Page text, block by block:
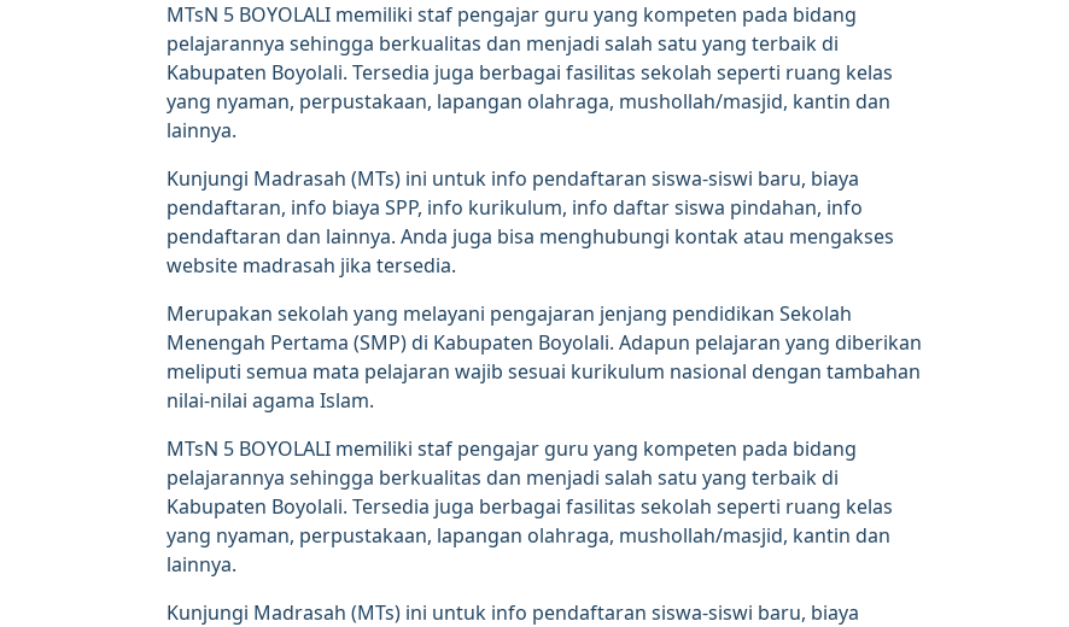
MTsN 5 BOYOLALI memiliki staf pengajar guru yang kompeten pada bidang
pelajarannya sehingga berkualitas dan menjadi salah satu yang terbaik di
Kabupaten Boyolali. Tersedia juga berbagai fasilitas sekolah seperti ruang kelas
yang nyaman, perpustakaan, lapangan olahraga, mushollah/masjid, kantin dan
lainnya.
Kunjungi Madrasah (MTs) ini untuk info pendaftaran siswa-siswi baru, biaya
pendaftaran, info biaya SPP, info kurikulum, info daftar siswa pindahan, info
pendaftaran dan lainnya. Anda juga bisa menghubungi kontak atau mengakses
website madrasah jika tersedia.
Merupakan sekolah yang melayani pengajaran jenjang pendidikan Sekolah
Menengah Pertama (SMP) di Kabupaten Boyolali. Adapun pelajaran yang diberikan
meliputi semua mata pelajaran wajib sesuai kurikulum nasional dengan tambahan
nilai-nilai agama Islam.
MTsN 5 BOYOLALI memiliki staf pengajar guru yang kompeten pada bidang
pelajarannya sehingga berkualitas dan menjadi salah satu yang terbaik di
Kabupaten Boyolali. Tersedia juga berbagai fasilitas sekolah seperti ruang kelas
yang nyaman, perpustakaan, lapangan olahraga, mushollah/masjid, kantin dan
lainnya.
Kunjungi Madrasah (MTs) ini untuk info pendaftaran siswa-siswi baru, biaya